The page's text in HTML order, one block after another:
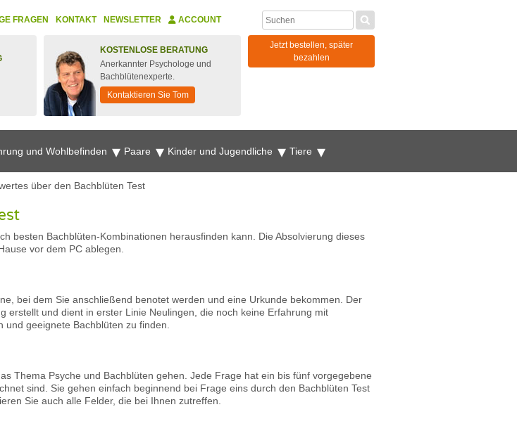
FRAGEN KONTAKT NEWSLETTER ACCOUNT
KOSTENLOSE BERATUNG
Anerkannter Psychologe und
Bachblütenexperte.
Kontaktieren Sie Tom
Jetzt bestellen, später
bezahlen
und Wohlbefinden Paare Kinder und Jugendliche Tiere
über den Bachblüten Test
besten Bachblüten-Kombinationen herausfinden kann. Die Absolvierung dieses
vor dem PC ablegen.
bei dem Sie anschließend benotet werden und eine Urkunde bekommen. Der
erstellt und dient in erster Linie Neulingen, die noch keine Erfahrung mit
geeignete Bachblüten zu finden.
Thema Psyche und Bachblüten gehen. Jede Frage hat ein bis fünf vorgegebene
sind. Sie gehen einfach beginnend bei Frage eins durch den Bachblüten Test
Sie auch alle Felder, die bei Ihnen zutreffen.